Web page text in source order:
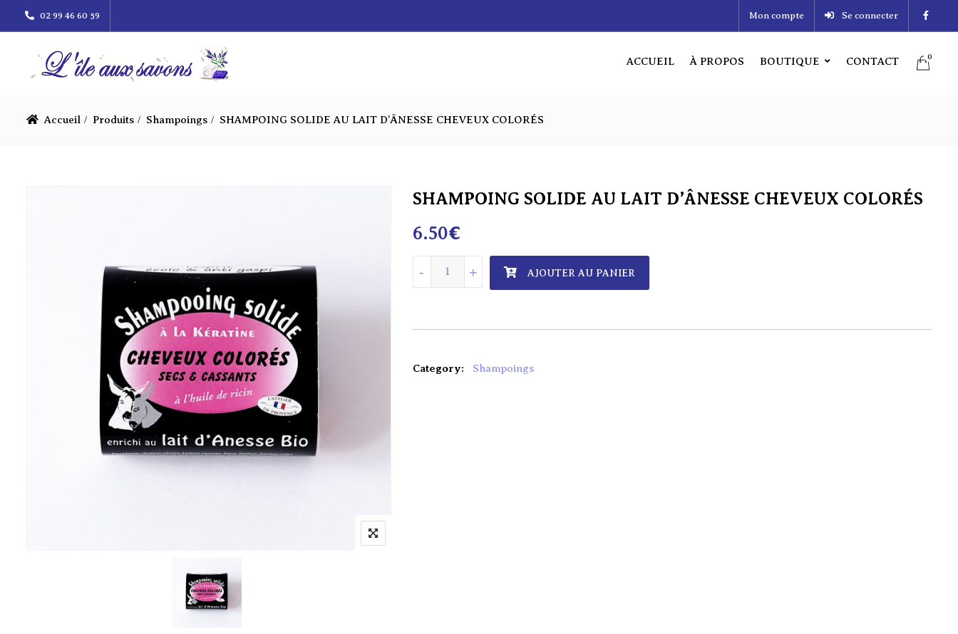
02 99 46 60 59 Mon compte Se connecter
ACCUEIL À PROPOS BOUTIQUE CONTACT
0
0
Accueil Produits Shampoings SHAMPOING SOLIDE AU LAIT D’ÂNESSE CHEVEUX COLORÉS
SHAMPOING SOLIDE AU LAIT D’ÂNESSE CHEVEUX COLORÉS
6.50€
quantité de SHAMPOING SOLIDE AU LAIT D’ÂNESSE CHEVEUX COLORÉS
+
- AJOUTER AU PANIER
Category: Shampoings